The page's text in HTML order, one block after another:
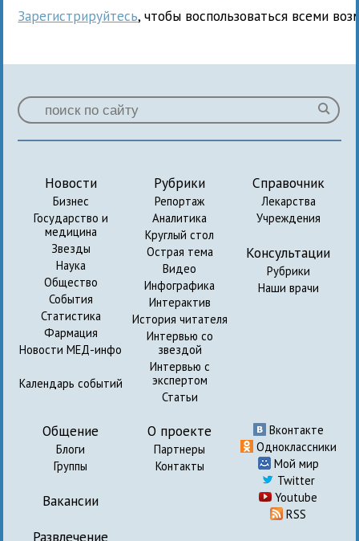
Зарегистрируйтесь, чтобы воспользоваться всеми
Новости
Бизнес
Государство и
медицина
Звезды
Наука
Общество
События
Статистика
Фармация
Новости МЕД-инфо
Календарь событий
Рубрики
Репортаж
Аналитика
Круглый стол
Острая тема
Видео
Инфографика
Интерактив
История читателя
Интервью со
звездой
Интервью с
экспертом
Статьи
Справочник
Лекарства
Учреждения
Консультации
Рубрики
Наши врачи
Общение
Блоги
Группы
Вакансии
Развлечение
О проекте
Партнеры
Контакты
Вконтакте
Одноклассники
Мой мир
Twitter
Youtube
RSS